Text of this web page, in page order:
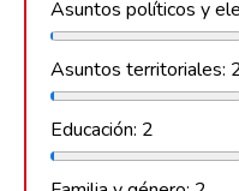
Asuntos políticos y
Asuntos territoriales:
Educación: 2